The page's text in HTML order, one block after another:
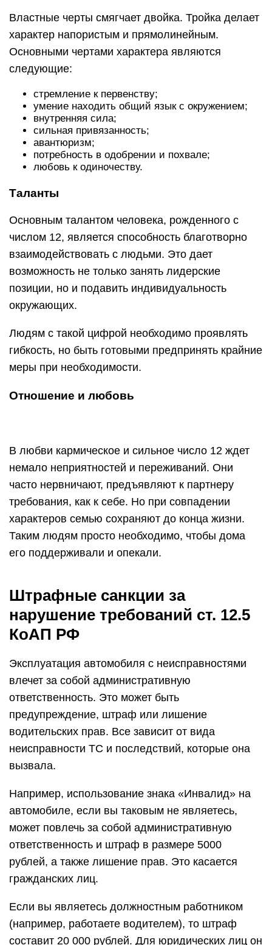
Властные черты смягчает двойка. Тройка делает
характер напористым и прямолинейным.
Основными чертами характера являются
следующие:
стремление к первенству;
умение находить общий язык с окружением;
внутренняя сила;
сильная привязанность;
авантюризм;
потребность в одобрении и похвале;
любовь к одиночеству.
Таланты
Основным талантом человека, рожденного с
числом 12, является способность благотворно
взаимодействовать с людьми. Это дает
возможность не только занять лидерские
позиции, но и подавить индивидуальность
окружающих.
Людям с такой цифрой необходимо проявлять
гибкость, но быть готовыми предпринять крайние
меры при необходимости.
Отношение и любовь
В любви кармическое и сильное число 12 ждет
немало неприятностей и переживаний. Они
часто нервничают, предъявляют к партнеру
требования, как к себе. Но при совпадении
характеров семью сохраняют до конца жизни.
Таким людям просто необходимо, чтобы дома
его поддерживали и опекали.
Штрафные санкции за
нарушение требований ст. 12.5
КоАП РФ
Эксплуатация автомобиля с неисправностями
влечет за собой административную
ответственность. Это может быть
предупреждение, штраф или лишение
водительских прав. Все зависит от вида
неисправности ТС и последствий, которые она
вызвала.
Например, использование знака «Инвалид» на
автомобиле, если вы таковым не являетесь,
может повлечь за собой административную
ответственность и штраф в размере 5000
рублей, а также лишение прав. Это касается
гражданских лиц.
Если вы являетесь должностным работником
(например, работаете водителем), то штраф
составит 20 000 рублей. Для юридических лиц он